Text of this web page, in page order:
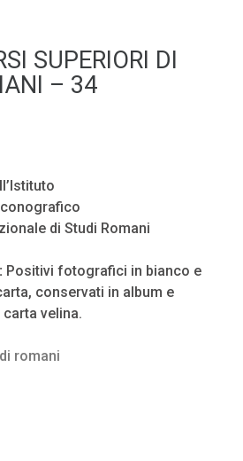
SUPERIORI DI
– 34
di Studi Romani
Positivi fotografici in bianco e
conservati in album e
velina.
romani